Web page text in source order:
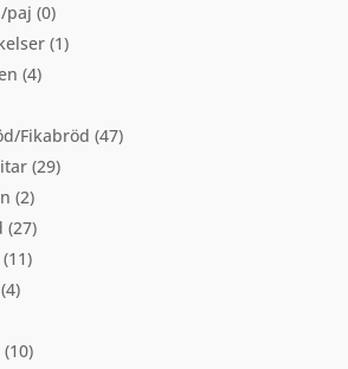
paj (0)
(1)
(4)
Fikabröd (47)
(29)
(2)
(27)
(11)
(4)
(10)